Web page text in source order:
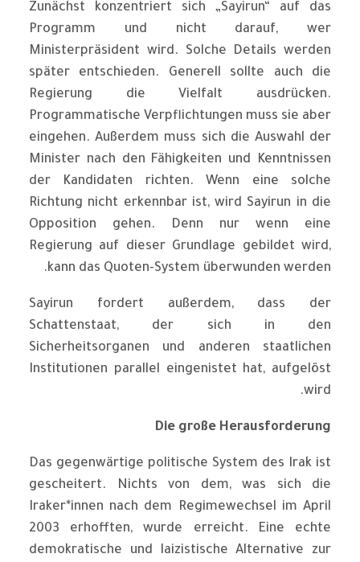
Zunächst konzentriert sich „Sayirun“ auf das
Programm und nicht darauf, wer
Ministerpräsident wird. Solche Details werden
später entschieden. Generell sollte auch die
Regierung die Vielfalt ausdrücken.
Programmatische Verpflichtungen muss sie aber
eingehen. Außerdem muss sich die Auswahl der
Minister nach den Fähigkeiten und Kenntnissen
der Kandidaten richten. Wenn eine solche
Richtung nicht erkennbar ist, wird Sayirun in die
Opposition gehen. Denn nur wenn eine
Regierung auf dieser Grundlage gebildet wird,
kann das Quoten-System überwunden werden.
Sayirun fordert außerdem, dass der
Schattenstaat, der sich in den
Sicherheitsorganen und anderen staatlichen
Institutionen parallel eingenistet hat, aufgelöst
wird.
Die große Herausforderung
Das gegenwärtige politische System des Irak ist
gescheitert. Nichts von dem, was sich die
Iraker*innen nach dem Regimewechsel im April
2003 erhofften, wurde erreicht. Eine echte
demokratische und laizistische Alternative zur